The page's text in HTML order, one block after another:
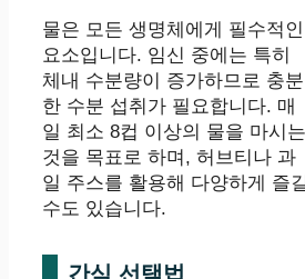
물은 모든 생명체에게 필수적인
요소입니다. 임신 중에는 특히
체내 수분량이 증가하므로 충분
한 수분 섭취가 필요합니다. 매
일 최소 8컵 이상의 물을 마시는
것을 목표로 하며, 허브티나 과
일 주스를 활용해 다양하게 즐
수도 있습니다.
간식 선택법